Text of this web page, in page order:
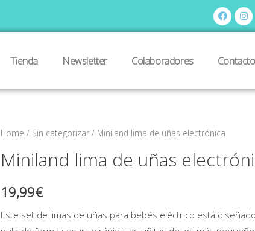
Tienda Newsletter Colaboradores Contacto
Home / Sin categorizar / Miniland lima de uñas electrónica
Miniland lima de uñas
19,99€
Este set de limas de uñas para bebés eléctrico está